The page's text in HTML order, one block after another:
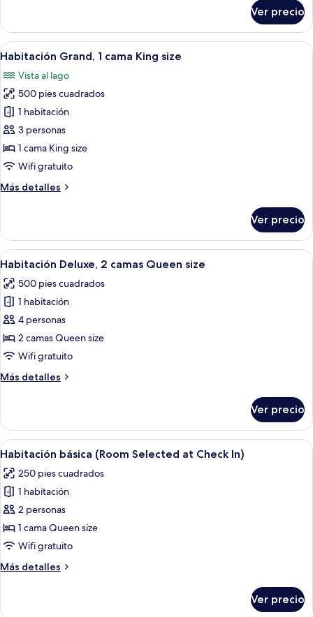
al
lago
estándar,
camas
size,
vista
al
lago
Ver precio
Abrir
todas
las
fotos
de
Habitación
Grand,
1
King
Habitación de hotel moderna con
6
Habitación Grand, 1 cama King size
Vista al lago
500 pies cuadrados
1 habitación
3 personas
1 cama King size
Wifi gratuito
Más detalles
Más
Grand,
cama
size
Ver precio
Abrir
todas
las
fotos
de
Habitación
Deluxe,
camas
Una habitación de hotel con dos
4
Habitación Deluxe, 2 camas Queen size
500 pies cuadrados
1 habitación
4 personas
2 camas Queen size
Wifi gratuito
Más detalles
Más
Deluxe,
camas
size
Ver precio
Abrir
todas
las
fotos
de
Habitación
básica
Selected
Cortinas blackout, tabla de planchar
4
Habitación básica (Room Selected at Check In)
250 pies cuadrados
1 habitación
2 personas
1 cama Queen size
Wifi gratuito
Más detalles
Más
Ver precio